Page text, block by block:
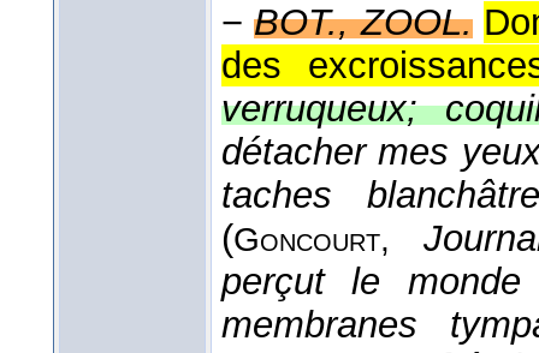
−BOT., ZOOL.
des
verruqueux;
détacher mes
taches
(Goncourt,
perçut le
membranes